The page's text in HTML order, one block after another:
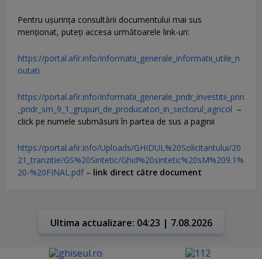
Pentru uşurinţa consultării documentului mai sus
menţionat, puteţi accesa următoarele link-uri:
https://portal.afir.info/informatii_generale_informatii_utile_n
outati
https://portal.afir.info/informatii_generale_pndr_investitii_prin
_pndr_sm_9_1_grupuri_de_producatori_in_sectorul_agricol –
click pe numele submăsurii în partea de sus a paginii
https://portal.afir.info/Uploads/GHIDUL%20Solicitantului/20
21_tranzitie/GS%20Sintetic/Ghid%20sintetic%20sM%209.1%
20-%20FINAL.pdf– link direct către document
Ultima actualizare: 04:23 | 7.08.2026